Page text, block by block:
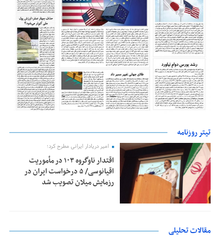
تیتر روزنامه
امیر دریادار ایرانی مطرح کرد؛
اقتدار ناوگروه ۱۰۳ در مأموریت‌
اقیانوسی/ ۵ درخواست ایران در
رزمایش میلان تصویب شد
مقالات تحلیلی